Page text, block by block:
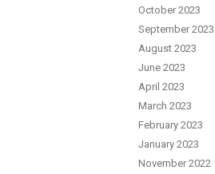
October 2023
September 2023
August 2023
June 2023
April 2023
March 2023
February 2023
January 2023
November 2022